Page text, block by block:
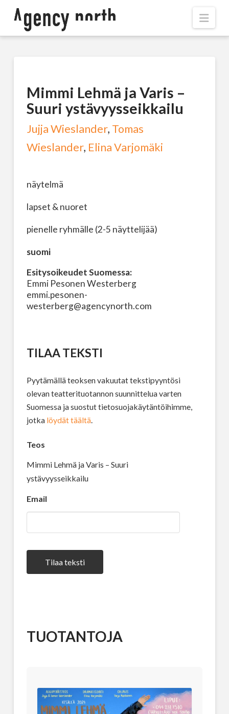
Mimmi Lehmä ja Varis –
Suuri ystävyysseikkailu
Jujja Wieslander, Tomas
Wieslander, Elina Varjomäki
näytelmä
lapset & nuoret
pienelle ryhmälle (2-5 näyttelijää)
suomi
Esitysoikeudet Suomessa:
Emmi Pesonen Westerberg
emmi.pesonen-
westerberg@agencynorth.com
TILAA TEKSTI
Pyytämällä teoksen vakuutat tekstipyyntösi
olevan teatterituotannon suunnittelua varten
Suomessa ja suostut tietosuojakäytäntöihimme,
jotka löydät täältä.
Teos
Mimmi Lehmä ja Varis – Suuri
ystävyysseikkailu
Email
Tilaa teksti
TUOTANTOJA